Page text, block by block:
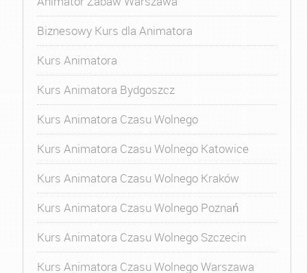
Biznesowy Kurs dla Animatora
Kurs Animatora
Kurs Animatora Bydgoszcz
Kurs Animatora Czasu Wolnego
Kurs Animatora Czasu Wolnego Katowice
Kurs Animatora Czasu Wolnego Kraków
Kurs Animatora Czasu Wolnego Poznań
Kurs Animatora Czasu Wolnego Szczecin
Kurs Animatora Czasu Wolnego Warszawa